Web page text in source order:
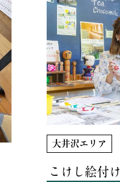
大井沢エリア
こけし絵付け